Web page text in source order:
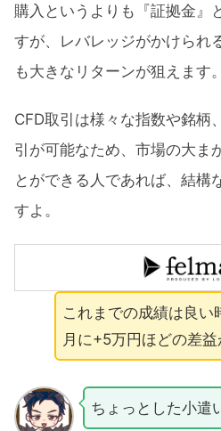
購入というよりも『証拠金』
すが、レバレッジがかけられ
も大きなリターンが狙えます。
CFD取引は様々な指数や銘柄
引が可能なため、市場の大ま
とができる人であれば、結構
すよ。
これまでの成績は良い
月に+5万円ほどの差益
ちょっとした小遣